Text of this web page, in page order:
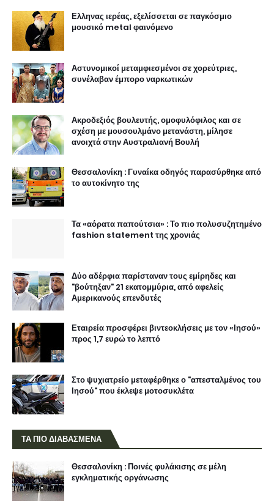
Ελληνας ιερέας, εξελίσσεται σε παγκόσμιο
μουσικό metal φαινόμενο
Αστυνομικοί μεταμφιεσμένοι σε χορεύτριες,
συνέλαβαν έμπορο ναρκωτικών
Ακροδεξιός βουλευτής, ομοφυλόφιλος και σε
σχέση με μουσουλμάνο μετανάστη, μίλησε
ανοιχτά στην Αυστραλιανή Βουλή
Θεσσαλονίκη : Γυναίκα οδηγός παρασύρθηκε από
το αυτοκίνητο της
Τα «αόρατα παπούτσια» : Το πιο πολυσυζητημένο
fashion statement της χρονιάς
Δύο αδέρφια παρίσταναν τους εμίρηδες και
"βούτηξαν" 21 εκατομμύρια, από αφελείς
Αμερικανούς επενδυτές
Εταιρεία προσφέρει βιντεοκλήσεις με τον «Ιησού»
προς 1,7 ευρώ το λεπτό
Στο ψυχιατρείο μεταφέρθηκε ο "απεσταλμένος του
Ιησού" που έκλεψε μοτοσυκλέτα
ΤΑ ΠΙΟ ΔΙΑΒΑΣΜΕΝΑ
Θεσσαλονίκη : Ποινές φυλάκισης σε μέλη
εγκληματικής οργάνωσης